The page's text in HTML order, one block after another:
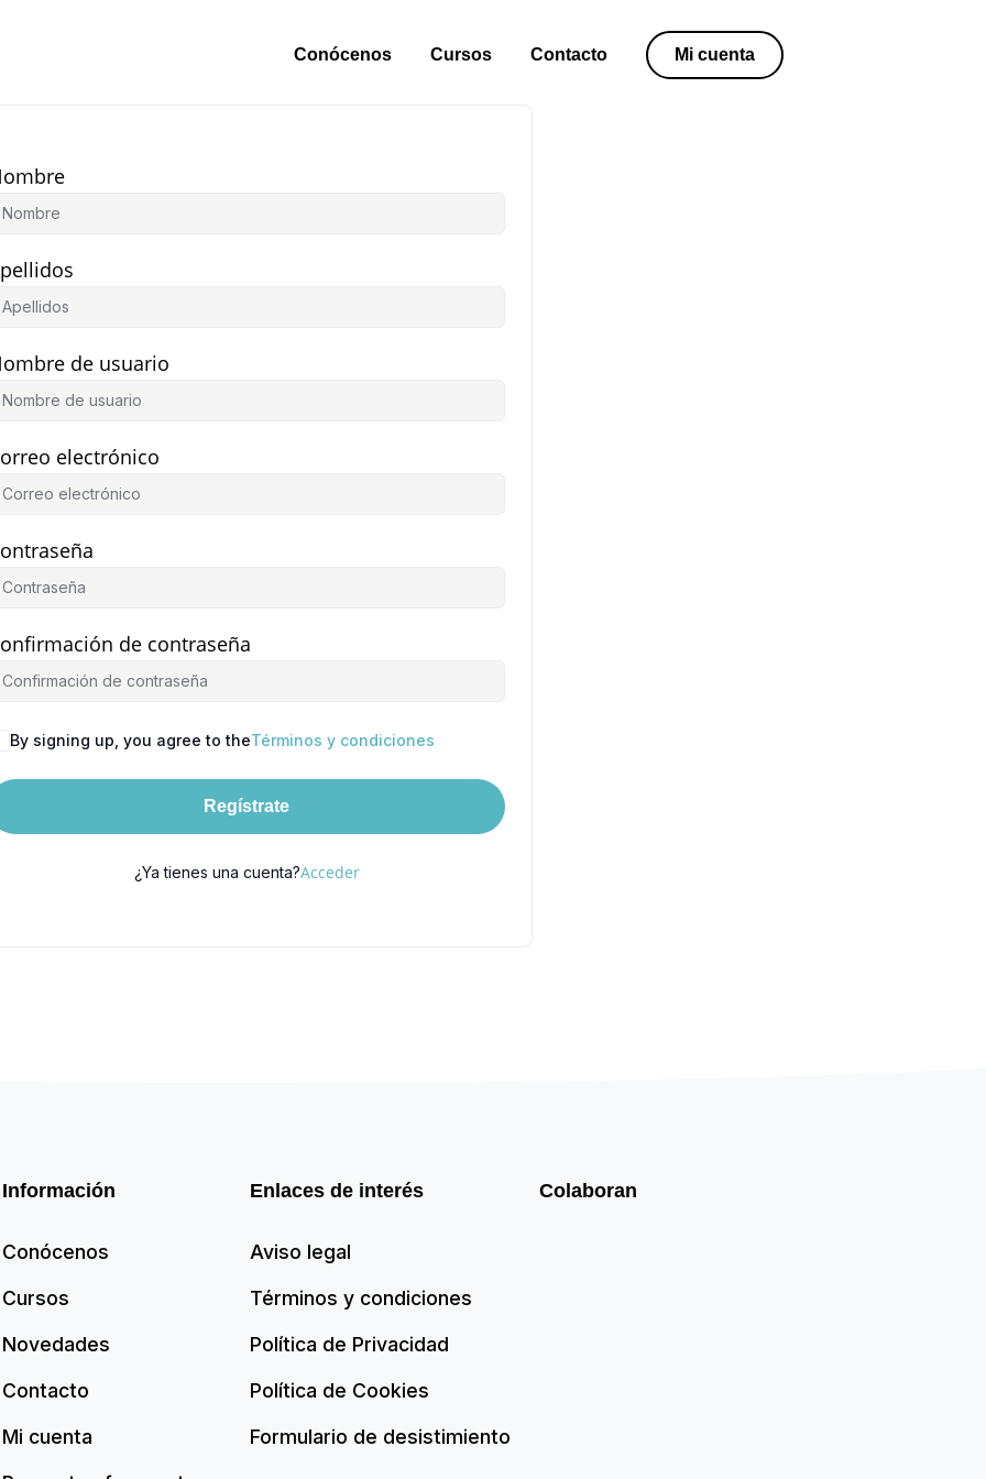
Conócenos Cursos Contacto Mi cuenta
de usuario
electrónico
de contraseña
By signing up, you agree to theTérminos y condiciones
Regístrate
¿Ya tienes una cuenta?Acceder
Información
Conócenos
Cursos
Novedades
Contacto
Mi cuenta
Enlaces de interés
Aviso legal
Términos y condiciones
Política de Privacidad
Política de Cookies
Formulario de desistimiento
Colaboran